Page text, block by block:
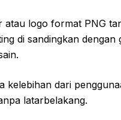
atau logo format PNG
di sandingkan
kelebihan dari
latarbelakang.